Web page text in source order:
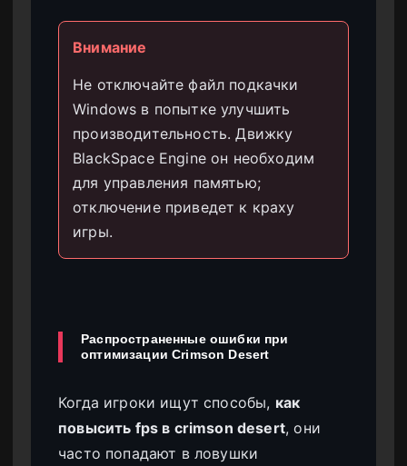
Внимание
Не отключайте файл подкачки
Windows в попытке улучшить
производительность. Движку
BlackSpace Engine он необходим
для управления памятью;
отключение приведет к краху
игры.
Распространенные ошибки при
оптимизации Crimson Desert
Когда игроки ищут способы, как
повысить fps в crimson desert, они
часто попадают в ловушки